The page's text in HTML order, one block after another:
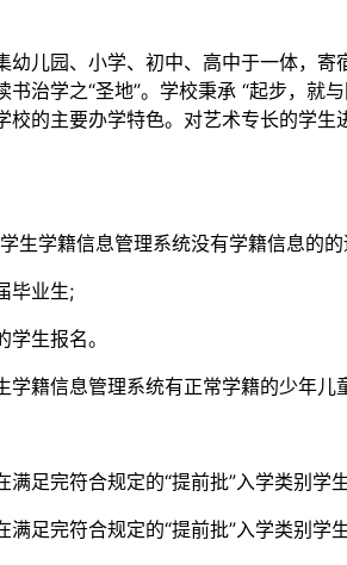
儿园、小学、初中、高中于一体，
治学之“圣地”。学校秉承 “起步，
的主要办学特色。对艺术专长的学
生学籍信息管理系统没有学籍信息的
毕业生;
生报名。
籍信息管理系统有正常学籍的少年儿
足完符合规定的“提前批”入学类别
足完符合规定的“提前批”入学类别